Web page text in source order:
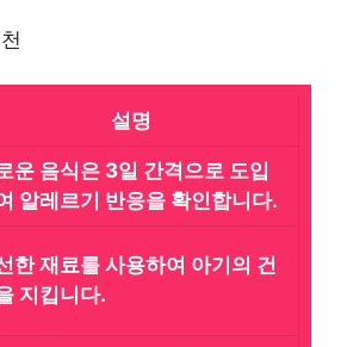
설명
운 음식은 3일 간격으로 도입
알레르기 반응을 확인합니다.
한 재료를 사용하여 아기의 건
지킵니다.